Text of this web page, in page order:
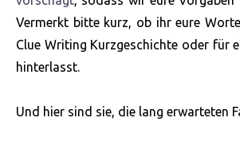
Vermerkt bitte kurz, ob ihr eure
Clue Writing Kurzgeschichte oder für
hinterlasst.
Und hier sind sie, die lang erwarteten